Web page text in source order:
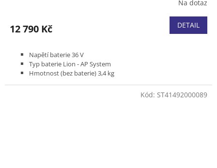
Na dotaz
12 790 Kč DETAIL
Napětí baterie 36 V
Typ baterie Lion - AP System
Hmotnost (bez baterie) 3,4 kg
Kód: ST41492000089